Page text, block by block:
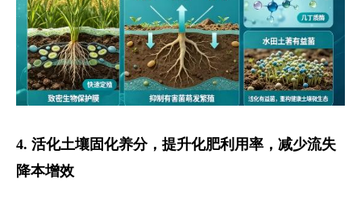
4. 活化土壤固化养分，提升化肥利用率，减少流失
降本增效